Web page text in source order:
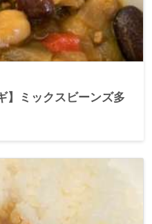
】ミックスビーンズ多